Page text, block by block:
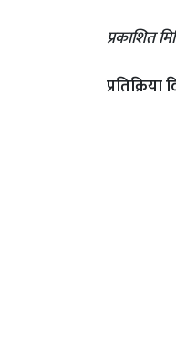
प्रकाशित
प्रतिक्रिया